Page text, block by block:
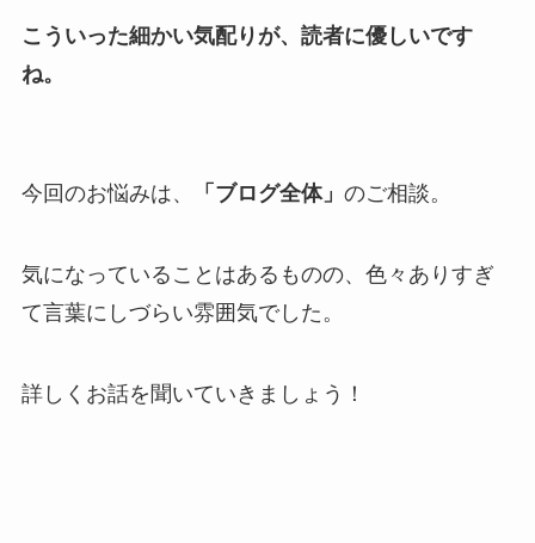
こういった細かい気配りが、読者に優しいです
ね。
今回のお悩みは、 「ブログ全体」 のご相談。
気になっていることはあるものの、 色々ありすぎ
て言葉にしづらい雰囲気でした。
詳しくお話を聞いていきましょう！